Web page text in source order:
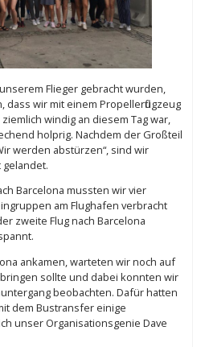
Flieger gebracht wurden,
wir mit einem Propellerflugzeug
windig an diesem Tag war,
holprig. Nachdem der Großteil
werden abstürzen“, sind wir
Barcelona mussten wir vier
am Flughafen verbracht
zweite Flug nach Barcelona
ankamen, warteten wir noch auf
sollte und dabei konnten wir
beobachten. Dafür hatten
dem Bustransfer einige
unser Organisationsgenie Dave